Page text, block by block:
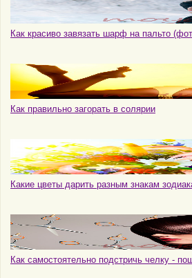
Как красиво завязать шарф на пальто
Как правильно загорать в солярии
Какие цветы дарить разным знакам
Как самостоятельно подстричь челку -